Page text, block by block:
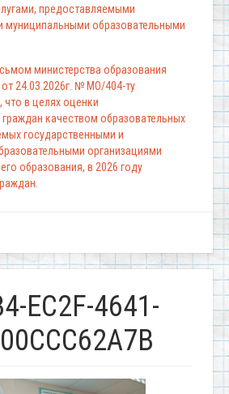
предоставляемыми
муниципальными образовательными
министерства образования
24.03.2026г. № МО/404-ту
в целях оценки
качеством образовательных
государственными и
организациями
образования, в 2026 году
EC2F-4641-